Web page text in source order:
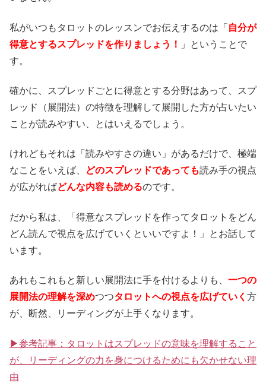
私がいつもタロットのレッスンでお伝えするのは「 自分が
得意とするスプレッドを作りましょう！
」ということで
す。
確かに、スプレッドごとに得意とする分野はあって、スプ
レッド（展開法）の特徴を理解して展開した方が占いたい
ことが読みやすい、とはいえるでしょう。
けれどもそれは「読みやすさの違い」があるだけで、極端
なことをいえば、
どのスプレッドであっても読み手の視点
が広がればどんな内容も読めるのです。
だから私は、「得意なスプレッドを作ってタロットをどん
どん読んで視点を広げていくといいですよ！」とお話して
います。
あれもこれもと新しい展開法に手を付けるよりも、 一つの
展開法の理解を深めつつタロットへの視点を広げていく 方
が、断然、リーディングが上手くなります。
▶参考記事：タロットはスプレッドの意味を理解すること
が、リーディングの力を身につけるためにも欠かせない理
由